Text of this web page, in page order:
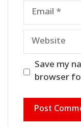
Email
Website
Save my
browser